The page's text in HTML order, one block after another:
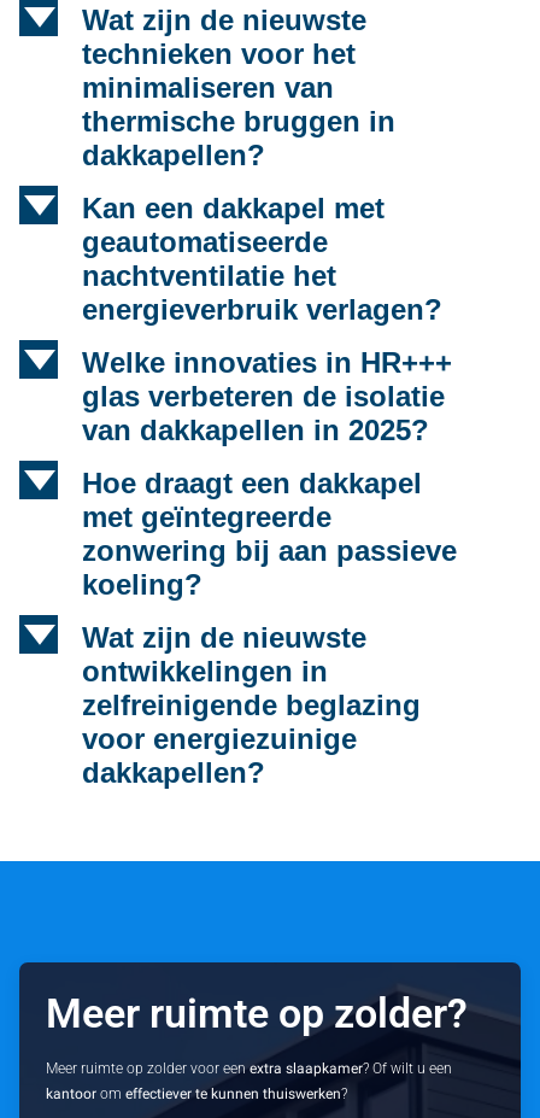
d
Wat zijn de nieuwste
technieken voor het
minimaliseren van
thermische bruggen in
dakkapellen?
d
Kan een dakkapel met
geautomatiseerde
nachtventilatie het
energieverbruik verlagen?
d
Welke innovaties in HR+++
glas verbeteren de isolatie
van dakkapellen in 2025?
d
Hoe draagt een dakkapel
met geïntegreerde
zonwering bij aan passieve
koeling?
d
Wat zijn de nieuwste
ontwikkelingen in
zelfreinigende beglazing
voor energiezuinige
dakkapellen?
Meer ruimte op zolder?
Meer ruimte op zolder voor eenextra slaapkamer? Of wilt u een
kantoor omeffectiever te kunnen thuiswerken?